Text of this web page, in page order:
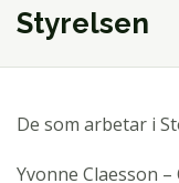
HEM
Styrelsen
De som arbetar i
Yvonne Claesson